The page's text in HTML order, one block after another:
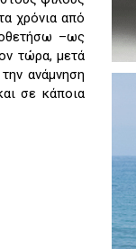
χρόνια από
–ως
τώρα, μετά
ανάμνηση
σε κάποια